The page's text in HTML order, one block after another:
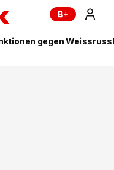
gegen